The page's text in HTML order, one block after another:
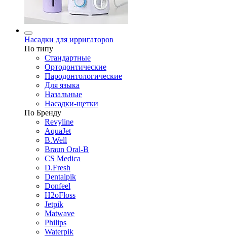
Насадки для ирригаторов
По типу
Стандартные
Ортодонтические
Пародонтологические
Для языка
Назальные
Насадки-щетки
По Бренду
Revyline
AquaJet
B.Well
Braun Oral-B
CS Medica
D.Fresh
Dentalpik
Donfeel
H2oFloss
Jetpik
Matwave
Philips
Waterpik